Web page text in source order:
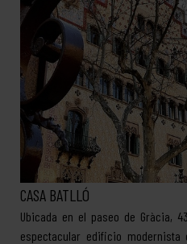
CASA BATLLÓ
Ubicada en el paseo de Gràcia,
espectacular edificio